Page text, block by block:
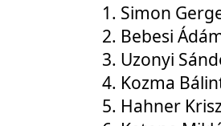
1. Simon
2. Bebesi
3. Uzonyi
4. Kozma
5. Hahner